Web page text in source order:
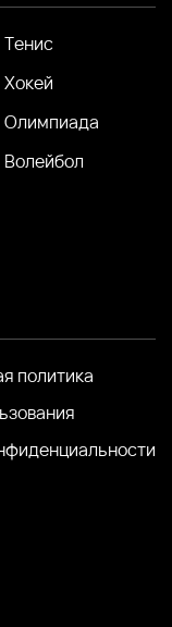
Тенис
Хокей
Олимпиада
Волейбол
политика